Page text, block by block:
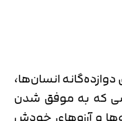
انسان‌ها،
که به موفق شدن